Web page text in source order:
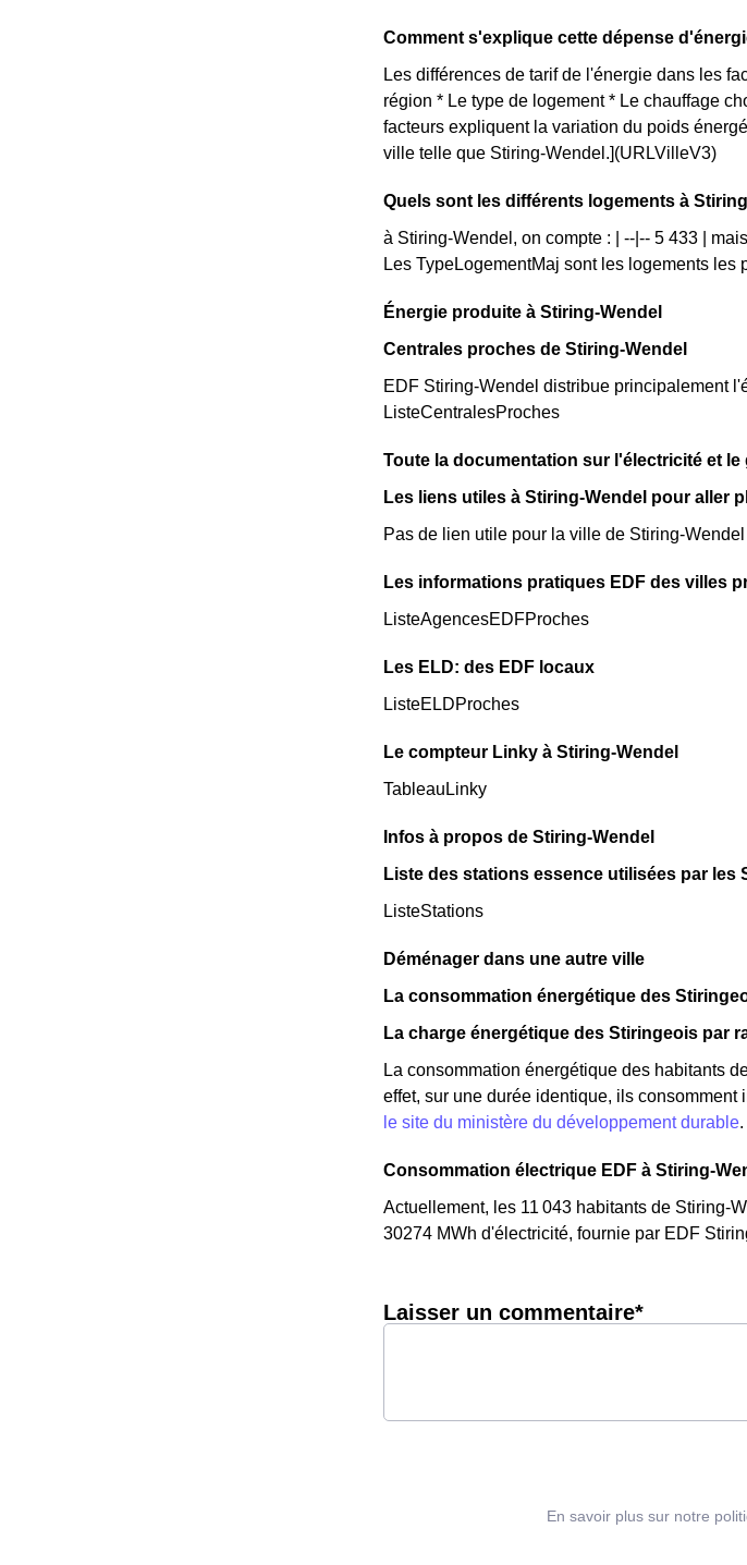
Comment s'explique cette dépense
Les différences de tarif de l'énergie dans les
région * Le type de logement * Le chauffage
facteurs expliquent la variation du poids
ville telle que Stiring-Wendel.](URLVilleV3)
Quels sont les différents logements à
à Stiring-Wendel, on compte : | --|-- 5 433 |
Les TypeLogementMaj sont les logements
Énergie produite à Stiring-Wendel
Centrales proches de Stiring-Wendel
EDF Stiring-Wendel distribue principalement
ListeCentralesProches
Toute la documentation sur l'électricité et le
Les liens utiles à Stiring-Wendel pour aller
Pas de lien utile pour la ville de Stiring-Wendel
Les informations pratiques EDF des villes
ListeAgencesEDFProches
Les ELD: des EDF locaux
ListeELDProches
Le compteur Linky à Stiring-Wendel
TableauLinky
Infos à propos de Stiring-Wendel
Liste des stations essence utilisées par les
ListeStations
Déménager dans une autre ville
La consommation énergétique des
La charge énergétique des Stiringeois par
La consommation énergétique des habitants
effet, sur une durée identique, ils
le site du ministère du développement durable.
Consommation électrique EDF à Stiring-
Actuellement, les 11 043 habitants de Stiring-
30274 MWh d'électricité, fournie par EDF
Laisser un commentaire*
En savoir plus sur notre